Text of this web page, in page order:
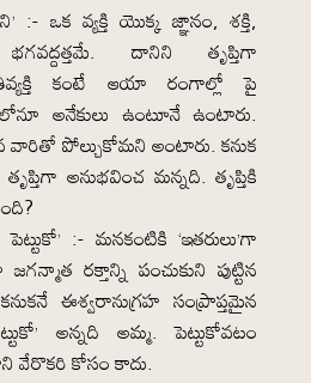
:- ఒక వ్యక్తి యొక్క జ్ఞానం, శక్తి,
దానిని తృప్తిగా
కంటే ఆయా రంగాల్లో పై
అనేకులు ఉంటూనే ఉంటారు.
వారితో పోల్చుకోమని అంటారు. కనుక
అనుభవించ మన్నది. తృప్తికి
:- మనకంటికి ‘ఇతరులు’గా
రక్తాన్ని పంచుకుని పుట్టిన
ఈశ్వరానుగ్రహ సంప్రాప్తమైన
అన్నది అమ్మ. పెట్టుకోవటం
వేరొకరి కోసం కాదు.